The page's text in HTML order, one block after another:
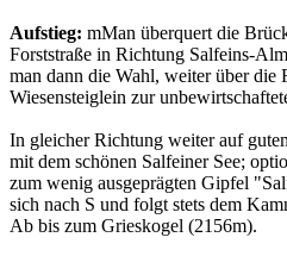
Aufstieg: mMan überquert die
Forststraße in Richtung Salfeins-
man dann die Wahl, weiter über die
Wiesensteiglein zur
In gleicher Richtung weiter auf
mit dem schönen Salfeiner See;
zum wenig ausgeprägten Gipfel
sich nach S und folgt stets dem
Ab bis zum Grieskogel (2156m).